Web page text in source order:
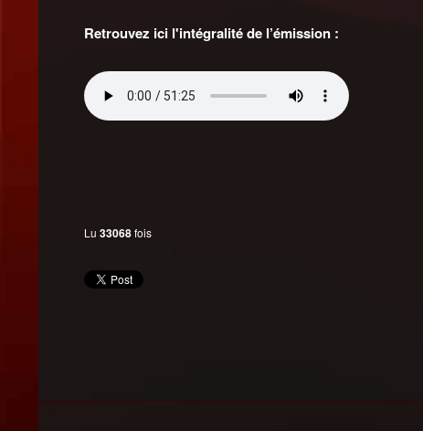
Retrouvez ici l'intégralité de l’émission :
Lu 33068fois